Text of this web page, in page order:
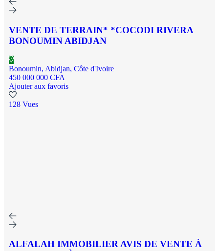
VENTE DE TERRAIN* *COCODI RIVERA
BONOUMIN ABIDJAN
Bonoumin, Abidjan, Côte d'Ivoire
450 000 000 CFA
Ajouter aux favoris
128 Vues
ALFALAH IMMOBILIER AVIS DE VENTE À